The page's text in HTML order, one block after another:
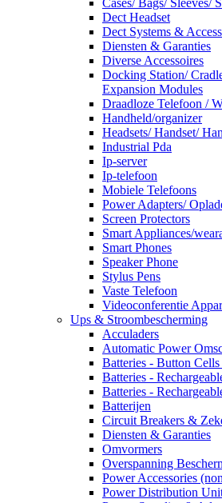
Dect Headset
Dect Systems &
Diensten & Garanties
Diverse Accessoires
Docking Station/
Expansion Modules
Draadloze Telefoon /
Handheld/organizer
Headsets/ Handset/
Industrial Pda
Ip-server
Ip-telefoon
Mobiele Telefoons
Power Adapters/
Screen Protectors
Smart Appliances/
Smart Phones
Speaker Phone
Stylus Pens
Vaste Telefoon
Videoconferentie
Ups & Stroombescherming
Acculaders
Automatic Power
Batteries - Button
Batteries -
Batteries -
Batterijen
Circuit Breakers &
Diensten & Garanties
Omvormers
Overspanning
Power Accessories
Power Distribution